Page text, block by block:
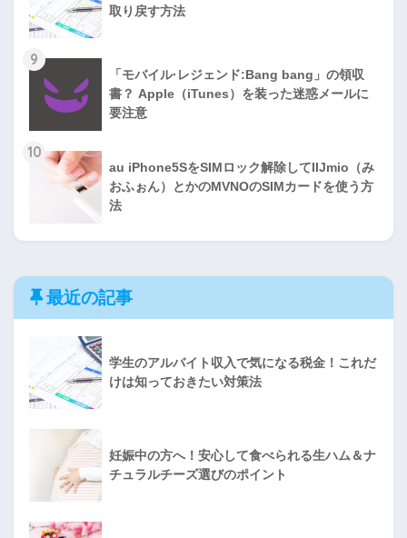
取り戻す方法
9
「モバイル·レジェンド:Bang bang」の領収
書？ Apple（iTunes）を装った迷惑メールに
要注意
10
au iPhone5SをSIMロック解除してIIJmio（み
おふぉん）とかのMVNOのSIMカードを使う方
法
最近の記事
学生のアルバイト収入で気になる税金！これだ
けは知っておきたい対策法
妊娠中の方へ！安心して食べられる生ハム＆ナ
チュラルチーズ選びのポイント